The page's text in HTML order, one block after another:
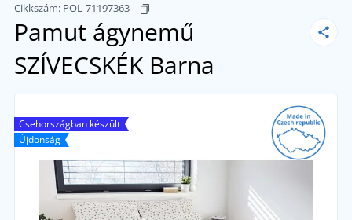
Cikkszám: POL-71197363
Pamut ágynemű
SZÍVECSKÉK Barna
Csehországban készült
Újdonság